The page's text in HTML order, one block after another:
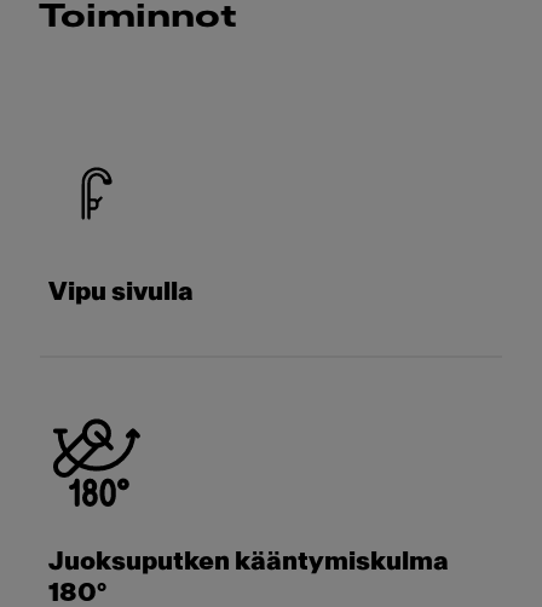
Toiminnot
Vipu sivulla
Juoksuputken kääntymiskulma
180°